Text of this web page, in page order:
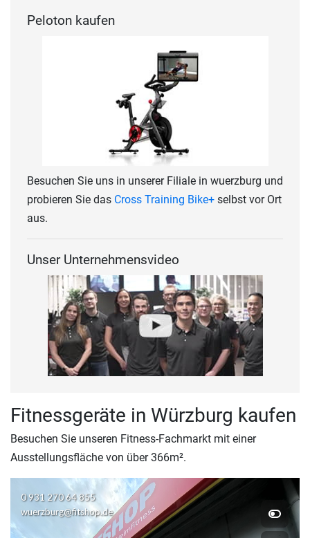
Peloton kaufen
Besuchen Sie uns in unserer Filiale in wuerzburg und
probieren Sie das Cross Training Bike+ selbst vor Ort
aus.
Unser Unternehmensvideo
Fitnessgeräte in Würzburg kaufen
Besuchen Sie unseren Fitness-Fachmarkt mit einer
Ausstellungsfläche von über 366m².